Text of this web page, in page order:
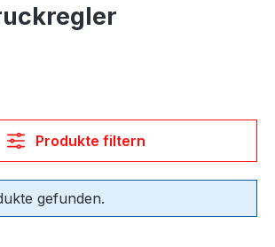
Produkte filtern
gefunden.